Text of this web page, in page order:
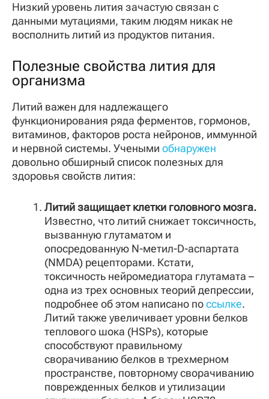
Низкий уровень лития зачастую связан с
данными мутациями, таким людям никак не
восполнить литий из продуктов питания.
Полезные свойства лития для
организма
Литий важен для надлежащего
функционирования ряда ферментов, гормонов,
витаминов, факторов роста нейронов, иммунной
и нервной системы. Учеными обнаружен
довольно обширный список полезных для
здоровья свойств лития:
Литий защищает клетки головного мозга.
Известно, что литий снижает токсичность,
вызванную глутаматом и
опосредованную N-метил-D-аспартата
(NMDA) рецепторами. Кстати,
токсичность нейромедиатора глутамата –
одна из трех основных теорий депрессии,
подробнее об этом написано поссылке.
Литий также увеличивает уровни белков
теплового шока (HSPs), которые
способствуют правильному
сворачиванию белков в трехмерном
пространстве, повторному сворачиванию
поврежденных белков и утилизации